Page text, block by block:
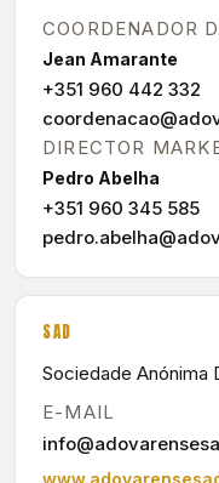
COORDENADOR
Jean Amarante
+351 960 442 332
DIRECTOR
Pedro Abelha
+351 960 345 585
SAD
Sociedade Anónima
E-MAIL